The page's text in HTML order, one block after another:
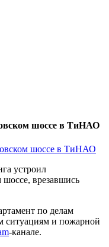
шоссе в ТиНАО
устроил
врезавшись
по делам
ситуациям и пожарной
-канале.